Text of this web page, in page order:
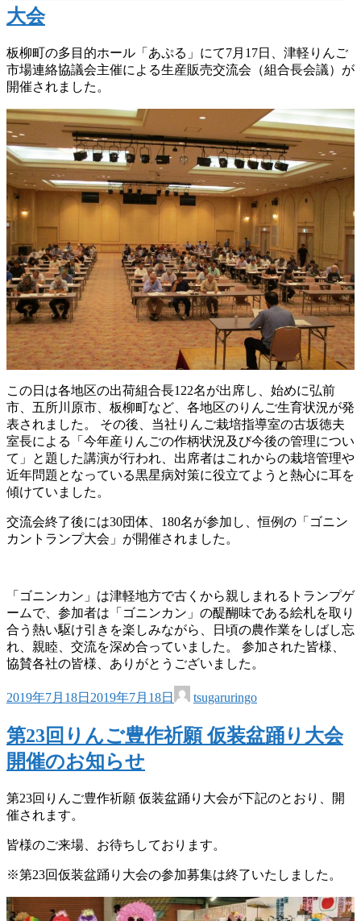
大会
板柳町の多目的ホール「あぷる」にて7月17日、津軽りんご
市場連絡協議会主催による生産販売交流会（組合長会議）が
開催されました。
この日は各地区の出荷組合長122名が出席し、始めに弘前
市、五所川原市、板柳町など、各地区のりんご生育状況が発
表されました。 その後、当社りんご栽培指導室の古坂徳夫
室長による「今年産りんごの作柄状況及び今後の管理につい
て」と題した講演が行われ、出席者はこれからの栽培管理や
近年問題となっている黒星病対策に役立てようと熱心に耳を
傾けていました。
交流会終了後には30団体、180名が参加し、恒例の「ゴニン
カントランプ大会」が開催されました。
「ゴニンカン」は津軽地方で古くから親しまれるトランプゲ
ームで、参加者は「ゴニンカン」の醍醐味である絵札を取り
合う熱い駆け引きを楽しみながら、日頃の農作業をしばし忘
れ、親睦、交流を深め合っていました。 参加された皆様、
協賛各社の皆様、ありがとうございました。
2019年7月18日 2019年7月18日 tsugaruringo
第23回りんご豊作祈願 仮装盆踊り大会
開催のお知らせ
第23回りんご豊作祈願 仮装盆踊り大会が下記のとおり、開
催されます。
皆様のご来場、お待ちしております。
※第23回仮装盆踊り大会の参加募集は終了いたしました。